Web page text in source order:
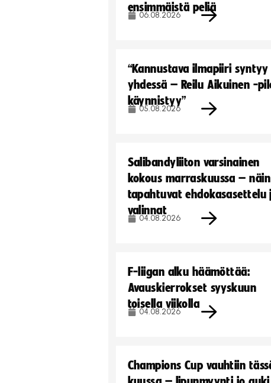
ensimmäistä peliä
06.08.2026
“Kannustava ilmapiiri syntyy
yhdessä – Reilu Aikuinen -
käynnistyy”
05.08.2026
Salibandyliiton varsinainen
kokous marraskuussa – näin
tapahtuvat ehdokasasettelu
valinnat
04.08.2026
F-liigan alku häämöttää:
Avauskierrokset syyskuun
toisella viikolla
04.08.2026
Champions Cup vauhtiin